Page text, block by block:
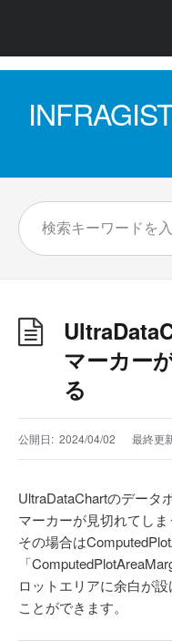
マーカー
る
公開日: 2024/04/02 最終更
UltraDataChartのデータ
マーカーが見切れてしま
その場合は
「
ロットエリアに余白が
ことができます。